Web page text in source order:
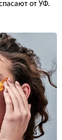
от УФ.